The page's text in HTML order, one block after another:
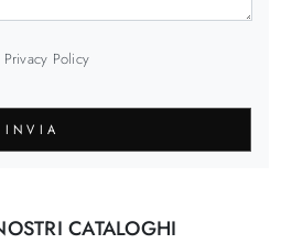
Privacy Policy
INVIA
CATALOGHI